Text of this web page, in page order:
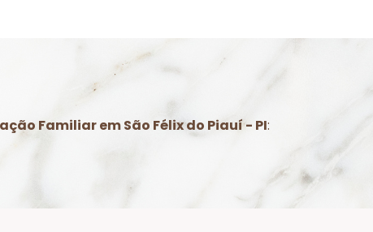
Familiar em São Félix do Piauí - PI: